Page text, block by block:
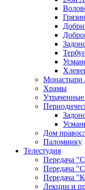
Монастыри
Храмы
Дом
Паломнику
Телестудия
Передача
Передача
Передача
Лекции и